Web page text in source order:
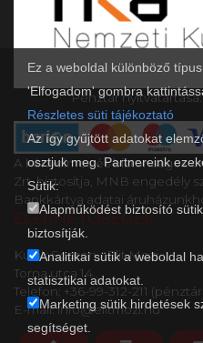
Ez a weboldal különböző
'Elfogadom' gombra
Részletes süti tájékoztató
Az így gyűjtött adatokat
osztjuk meg. Partnereink
Sütik:
Alapműködést biztosító
biztosítják.
Analitikai sütik a weboldal
statisztikai adatokat.
Marketing sütik hirdetések
segítséget.
Pénztár
A kényelmes és biztonságos
Zrt. biztosítja, MNB engedély
Bankkártya adatai
ELÉRHETŐSÉGEK
Kultik Sopron - Elit Mozi
Torna utca 14..
Telefon: +36-99-312-211
E-mail: info@elitmozi.hu